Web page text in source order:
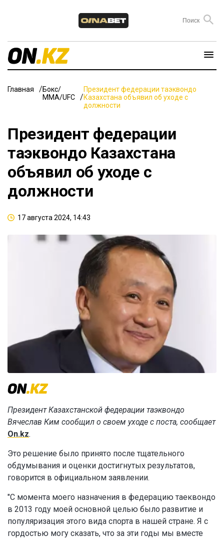
Главная
Бокс/
ММА/UFC
Президент федерации таэквондо
Казахстана объявил об уходе с
должности
Президент федерации
таэквондо Казахстана
объявил об уходе с
должности
17 августа 2024, 14:43
Президент Казахстанской федерации таэквондо
Вячеслав Ким сообщил о своем уходе с поста, сообщает
On.kz.
Это решение было принято после тщательного
обдумывания и оценки достигнутых результатов,
говорится в официальном заявлении.
"С момента моего назначения в федерацию таеквондо
в 2013 году моей основной целью было развитие и
популяризация этого вида спорта в нашей стране. Я с
гордостью могу сказать, что за эти годы мы вместе